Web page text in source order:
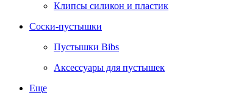
Клипсы силикон и пластик
Соски-пустышки
Пустышки Bibs
Аксессуары для пустышек
Еще